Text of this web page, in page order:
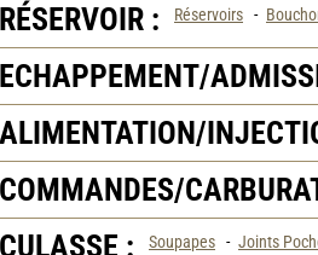
RÉSERVOIR : Réservoirs -
ECHAPPEMENT/
ALIMENTATION/
COMMANDES/
CULASSE : Soupapes - Joints